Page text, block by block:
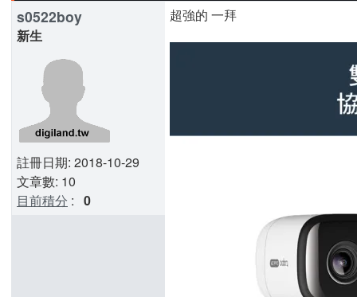
s0522boy
新生
註冊日期: 2018-10-29
文章數: 10
目前積分 : 0
超強的 一拜